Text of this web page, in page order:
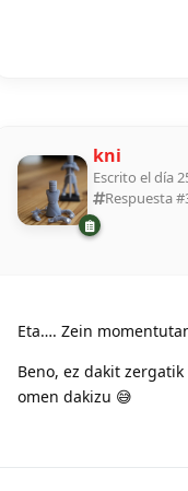
kni
Escrito el día
Respuesta #
Eta…. Zein
Beno, ez dakit
omen dakizu 😅